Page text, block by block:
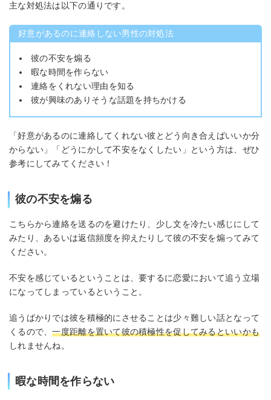
主な対処法は以下の通りです。
好意があるのに連絡しない男性の対処法
彼の不安を煽る
暇な時間を作らない
連絡をくれない理由を知る
彼が興味のありそうな話題を持ちかける
「好意があるのに連絡してくれない彼とどう向き合えばいいか分
からない」「どうにかして不安をなくしたい」という方は、ぜひ
参考にしてみてください！
彼の不安を煽る
こちらから連絡を送るのを避けたり、少し文を冷たい感じにして
みたり、あるいは返信頻度を抑えたりして彼の不安を煽ってみて
ください。
不安を感じているということは、要するに恋愛において追う立場
になってしまっているということ。
追うばかりでは彼を積極的にさせることは少々難しい話となって
くるので、一度距離を置いて彼の積極性を促してみるといいかも
しれませんね。
暇な時間を作らない